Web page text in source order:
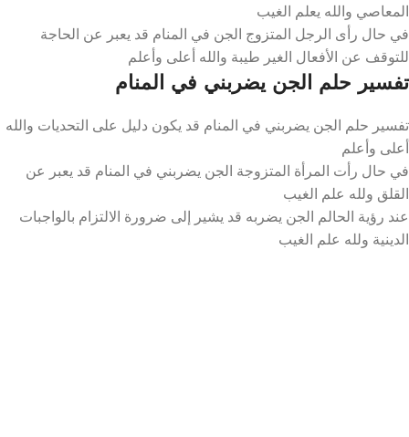
المعاصي والله يعلم الغيب
في حال رأى الرجل المتزوج الجن في المنام قد يعبر عن الحاجة
للتوقف عن الأفعال الغير طيبة والله أعلى وأعلم
تفسير حلم الجن يضربني في المنام
تفسير حلم الجن يضربني في المنام قد يكون دليل على التحديات والله
أعلى وأعلم
في حال رأت المرأة المتزوجة الجن يضربني في المنام قد يعبر عن
القلق ولله علم الغيب
عند رؤية الحالم الجن يضربه قد يشير إلى ضرورة الالتزام بالواجبات
الدينية ولله علم الغيب